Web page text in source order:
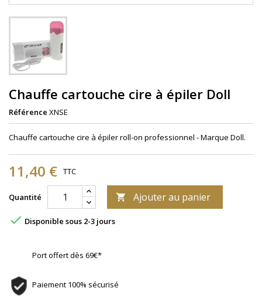
Chauffe cartouche cire à épiler Doll
Référence XNSE
Chauffe cartouche cire à épiler roll-on professionnel - Marque Doll.
11,40 € TTC
Quantité  Ajouter au panier
 Disponible sous 2-3 jours
Port offert dès 69€*
Paiement 100% sécurisé